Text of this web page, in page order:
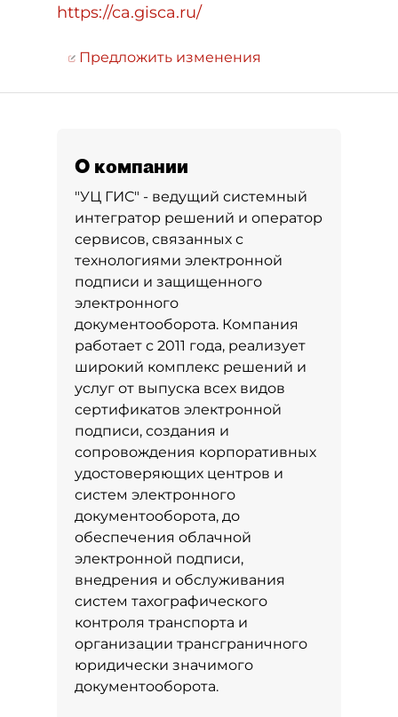
https://ca.gisca.ru/
Предложить изменения
О компании
"УЦ ГИС" - ведущий системный
интегратор решений и оператор
сервисов, связанных с
технологиями электронной
подписи и защищенного
электронного
документооборота. Компания
работает с 2011 года, реализует
широкий комплекс решений и
услуг от выпуска всех видов
сертификатов электронной
подписи, создания и
сопровождения корпоративных
удостоверяющих центров и
систем электронного
документооборота, до
обеспечения облачной
электронной подписи,
внедрения и обслуживания
систем тахографического
контроля транспорта и
организации трансграничного
юридически значимого
документооборота.